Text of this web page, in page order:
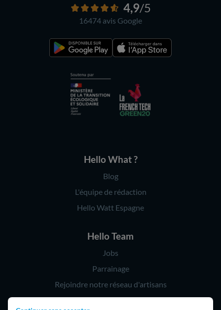
4,9/5
16474 avis Google
Hello What ?
Blog
L'équipe de rédaction
Hello Watt Espagne
Hello Team
Jobs
Parrainage
Rejoindre notre réseau d'artisans